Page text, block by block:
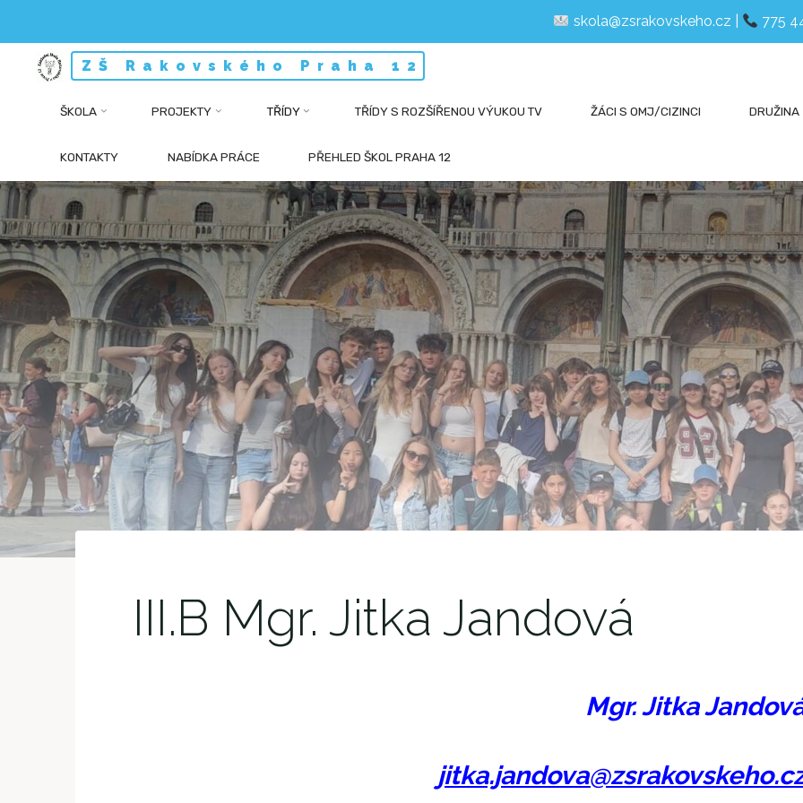
skola@zsrakovskeho.cz
775
ZŠ Rakovského Praha 12
ŠKOLA PROJEKTY TŘÍDY TŘÍDY S ROZŠÍŘENOU VÝUKOU TV ŽÁCI S OMJ/CIZINCI DRUŽINA
KONTAKTY NABÍDKA PRÁCE PŘEHLED ŠKOL PRAHA 12
III.B Mgr. Jitka Jandová
Mgr. Jitka